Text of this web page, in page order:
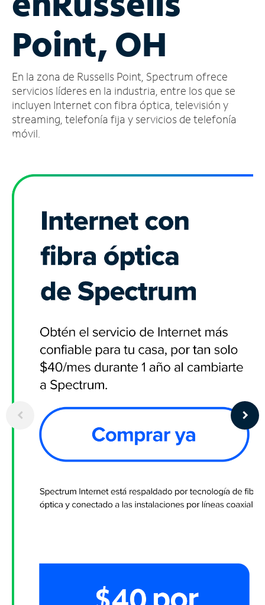
cuenta
Encuentra
tienda
Point, OH
En la zona de Russells Point, Spectrum ofrece
servicios líderes en la industria, entre los que se
incluyen Internet con fibra óptica, televisión y
streaming, telefonía fija y servicios de telefonía
móvil.